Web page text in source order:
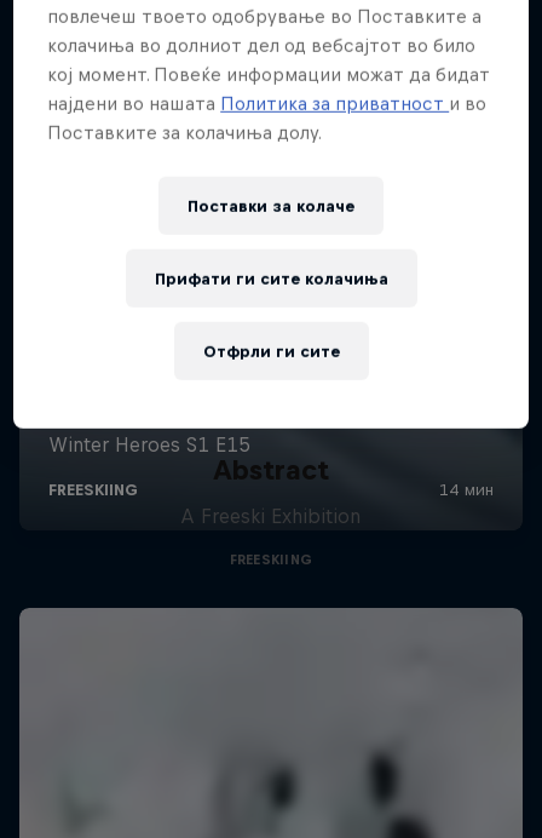
Abstract
A Freeski Exhibition
FREESKIING
повлечеш твоето одобрување во Поставките а
колачиња во долниот дел од вебсајтот во било
кој момент. Повеќе информации можат да бидат
најдени во нашата Политика за приватност и во
Поставките за колачиња долу.
Поставки за колачe
Отфрли ги сите
Прифати ги сите колачиња